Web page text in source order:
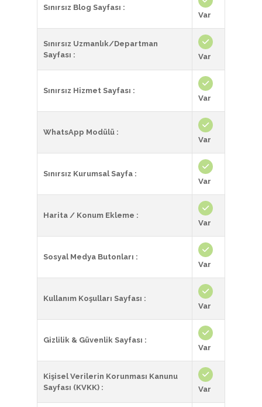
Sınırsız Blog Sayfası :
Var
Sınırsız Uzmanlık/Departman
Sayfası :
Var
Sınırsız Hizmet Sayfası :
Var
WhatsApp Modülü :
Var
Sınırsız Kurumsal Sayfa :
Var
Harita / Konum Ekleme :
Var
Sosyal Medya Butonları :
Var
Kullanım Koşulları Sayfası :
Var
Gizlilik & Güvenlik Sayfası :
Var
Kişisel Verilerin Korunması Kanunu
Sayfası (KVKK) :
Var